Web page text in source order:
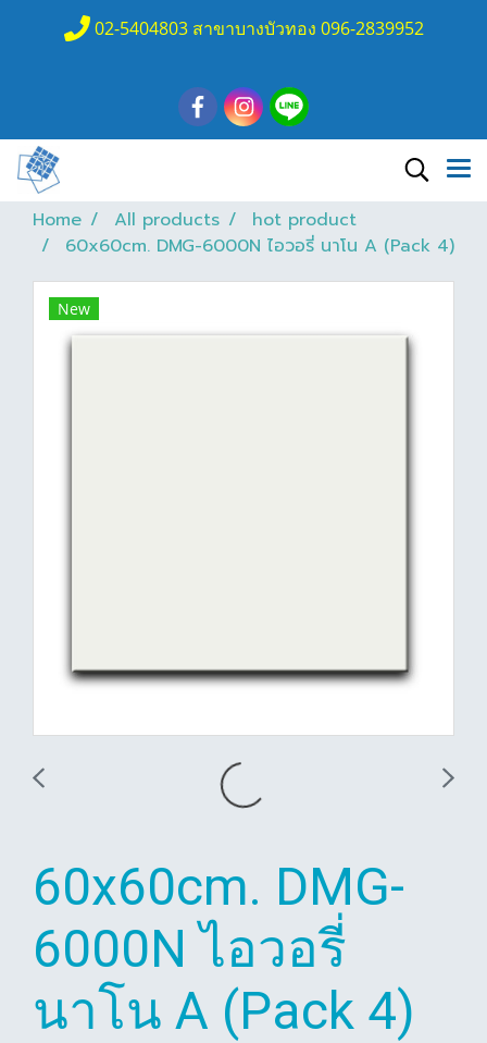
02-5404803 สาขาบางบัวทอง 096-2839952
Home All products
hot product
60x60cm. DMG-6000N ไอวอรี่ นาโน A (Pack 4)
New
60x60cm. DMG-
6000N ไอวอรี่
นาโน A (Pack 4)